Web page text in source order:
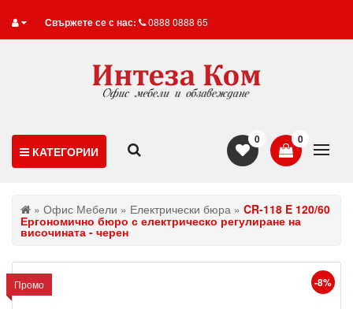
Свържете се с нас: 0888 0888 65
КАТЕГОРИИ
0
0
» Офис Мебели » Електрически бюра » CR-118 E 120/60
Ергономично бюро с електрическо регулиране на
височината - черен
Промо -8%